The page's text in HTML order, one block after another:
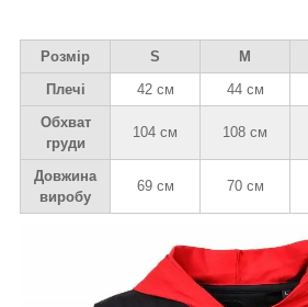
Розмір S M
Плечі
42 см 44 см
Обхват
груди
104 см 108 см
Довжина
виробу
69 см 70 см